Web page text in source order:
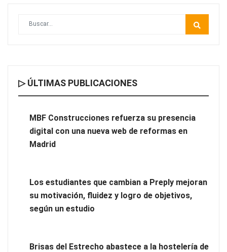
nueva web de reformas en Madrid
▷ ÚLTIMAS PUBLICACIONES
MBF Construcciones refuerza su presencia
digital con una nueva web de reformas en
Madrid
Los estudiantes que cambian a Preply mejoran
su motivación, fluidez y logro de objetivos,
según un estudio
Brisas del Estrecho abastece a la hostelería de